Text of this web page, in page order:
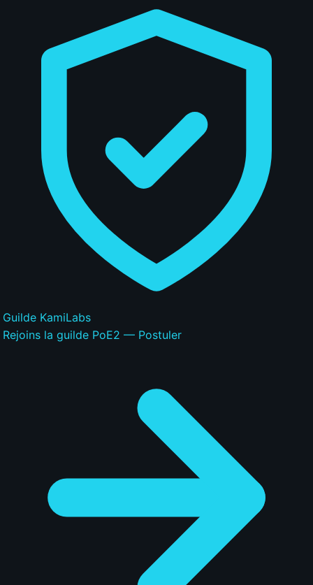
Guilde KamiLabs
Rejoins la guilde PoE2 — Postuler